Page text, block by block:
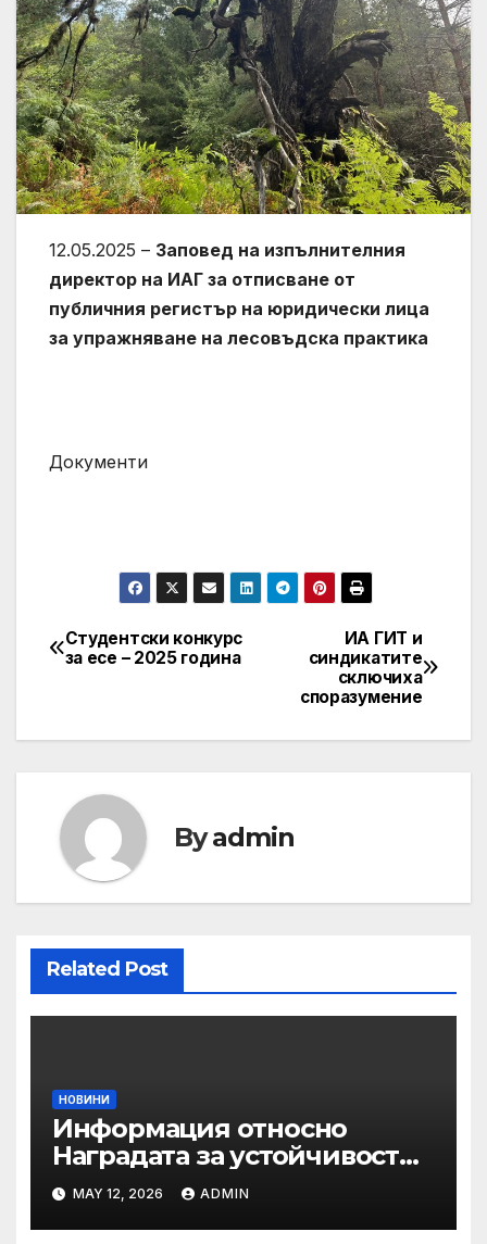
12.05.2025 – Заповед на изпълнителния
директор на ИАГ за отписване от
публичния регистър на юридически лица
за упражняване на лесовъдска практика
Документи
Post
ИА ГИТ и
синдикатите
сключиха
споразумение
Студентски конкурс
за есе – 2025 година
Byadmin
Related Post
НОВИНИ
Информация относно
Наградата за устойчивост
на ОАЕ „Зайед“
MAY 12, 2026 ADMIN